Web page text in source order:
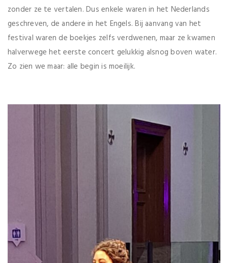
zonder ze te vertalen. Dus enkele waren in het Nederlands
geschreven, de andere in het Engels. Bij aanvang van het
festival waren de boekjes zelfs verdwenen, maar ze kwamen
halverwege het eerste concert gelukkig alsnog boven water.
Zo zien we maar: alle begin is moeilijk.